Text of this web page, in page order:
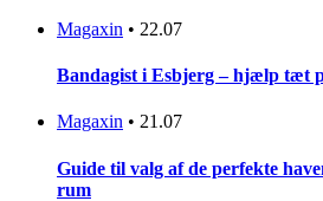
Magaxin • 22.07
Bandagist i Esbjerg – hjælp tæt
Magaxin • 21.07
Guide til valg af de perfekte
rum